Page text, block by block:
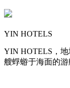
YIN HOTELS
YIN HOTELS，
艘蜉蝣于海面的